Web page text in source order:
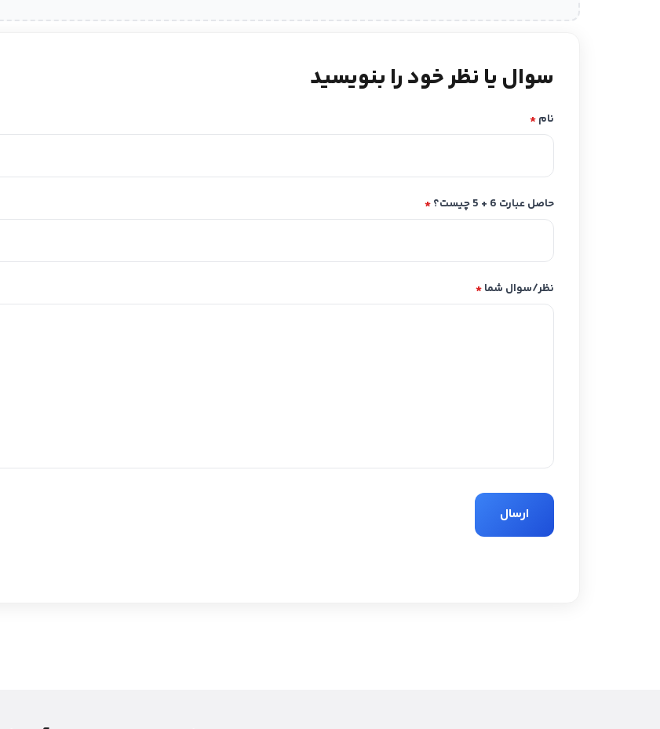
سوال یا نظر خود را بنویسید
نام*
حاصل عبارت 6 + 5 چیست؟ *
نظر/سوال شما*